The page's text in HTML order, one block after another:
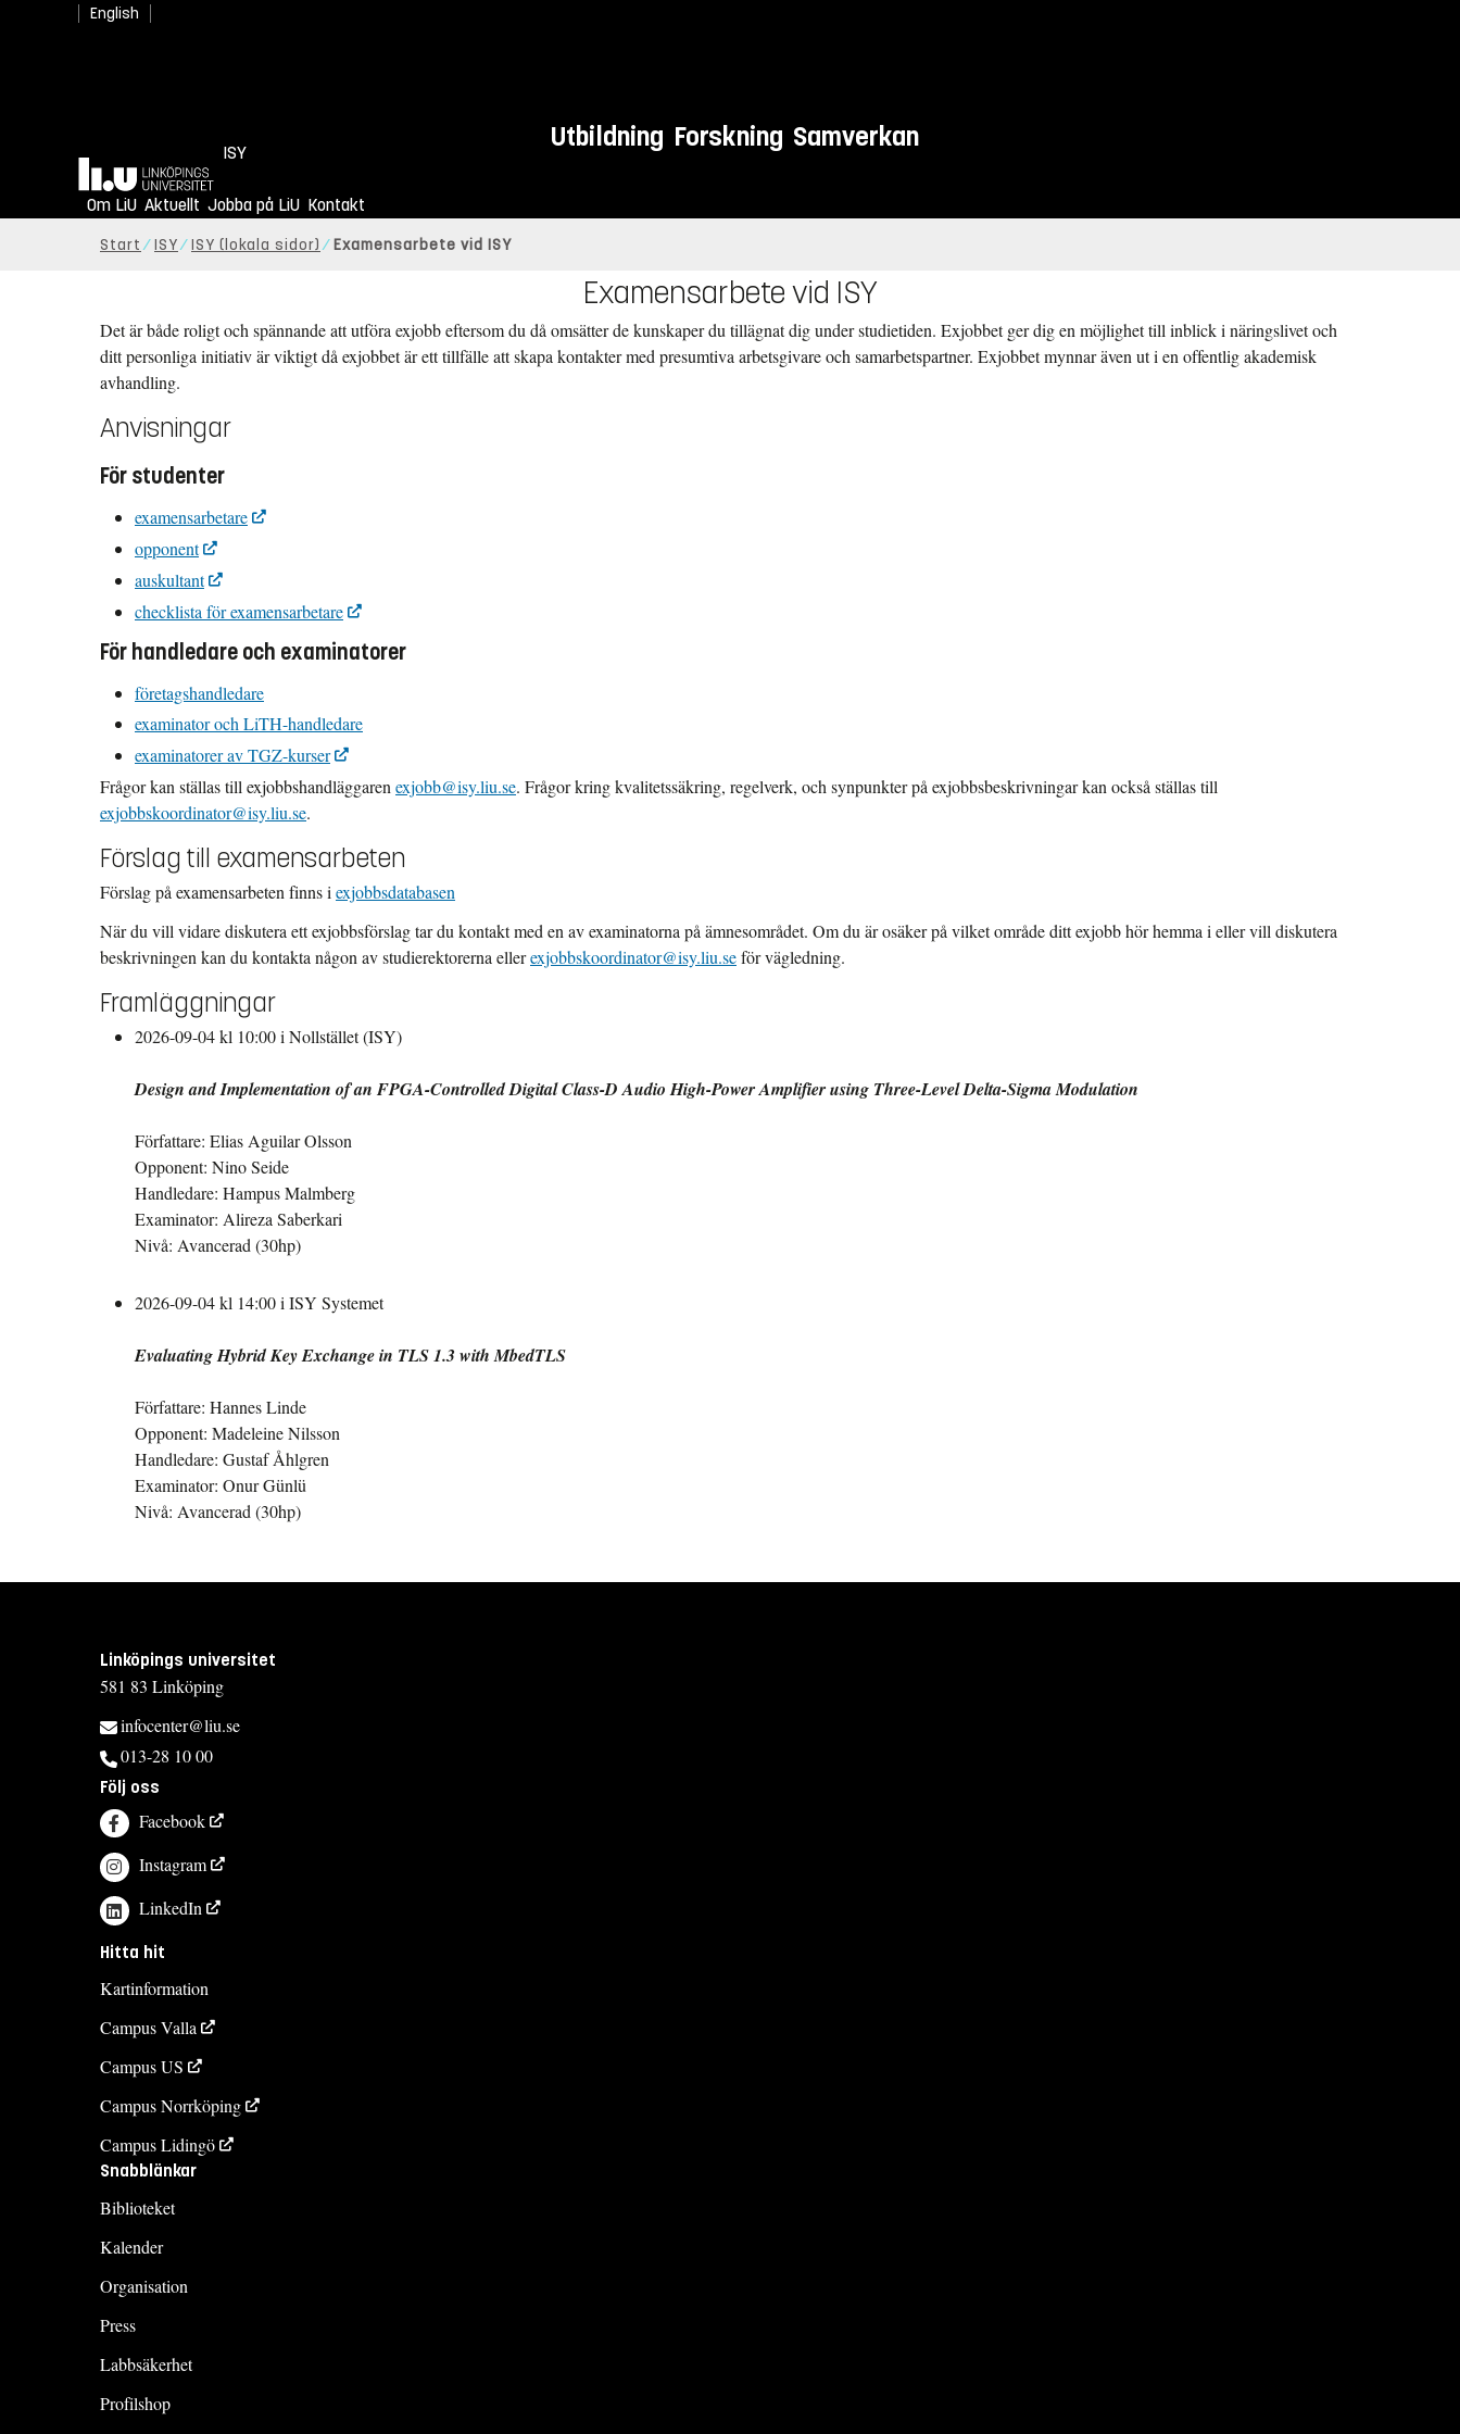
English
Utbildning Forskning Samverkan
ISY
Hem
Om LiU Aktuellt Jobba på LiU Kontakt
Start ISY ISY (lokala sidor) Examensarbete vid ISY
Examensarbete vid ISY
Det är både roligt och spännande att utföra exjobb eftersom du då omsätter de kunskaper du tillägnat dig under studietiden. Exjobbet ger dig en möjlighet till inblick i näringslivet och
ditt personliga initiativ är viktigt då exjobbet är ett tillfälle att skapa kontakter med presumtiva arbetsgivare och samarbetspartner. Exjobbet mynnar även ut i en offentlig akademisk
avhandling.
Anvisningar
För studenter
examensarbetare
opponent
auskultant
checklista för examensarbetare
För handledare och examinatorer
företagshandledare
examinator och LiTH-handledare
examinatorer av TGZ-kurser
Frågor kan ställas till exjobbshandläggaren exjobb@isy.liu.se. Frågor kring kvalitetssäkring, regelverk, och synpunkter på exjobbsbeskrivningar kan också ställas till
exjobbskoordinator@isy.liu.se.
Förslag till examensarbeten
Förslag på examensarbeten finns i exjobbsdatabasen
När du vill vidare diskutera ett exjobbsförslag tar du kontakt med en av examinatorna på ämnesområdet. Om du är osäker på vilket område ditt exjobb hör hemma i eller vill diskutera
beskrivningen kan du kontakta någon av studierektorerna ellerexjobbskoordinator@isy.liu.seför vägledning.
Framläggningar
2026-09-04 kl 10:00 i Nollstället (ISY)
Design and Implementation of an FPGA-Controlled Digital Class-D Audio High-Power Amplifier using Three-Level Delta-Sigma Modulation
Författare: Elias Aguilar Olsson
Opponent: Nino Seide
Handledare: Hampus Malmberg
Examinator: Alireza Saberkari
Nivå: Avancerad (30hp)
2026-09-04 kl 14:00 i ISY Systemet
Evaluating Hybrid Key Exchange in TLS 1.3 with MbedTLS
Författare: Hannes Linde
Opponent: Madeleine Nilsson
Handledare: Gustaf Åhlgren
Examinator: Onur Günlü
Nivå: Avancerad (30hp)
Linköpings universitet
581 83 Linköping
infocenter@liu.se
013-28 10 00
Följ oss
Facebook
Instagram
LinkedIn
Hitta hit
Kartinformation
Campus Valla
Campus US
Campus Norrköping
Campus Lidingö
Snabblänkar
Biblioteket
Kalender
Organisation
Press
Labbsäkerhet
Profilshop